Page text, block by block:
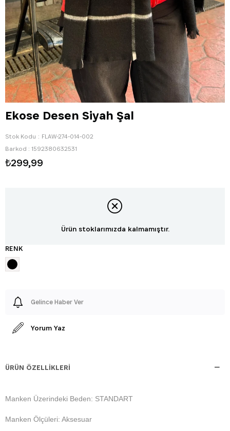
Ekose Desen Siyah Şal
Stok Kodu
FLAW-274-014-002
Barkod : 1592380632531
₺299,99
Ürün stoklarımızda kalmamıştır.
RENK
Gelince Haber Ver
Yorum Yaz
ÜRÜN ÖZELLIKLERI
Manken Üzerindeki Beden: STANDART
Manken Ölçüleri: Aksesuar